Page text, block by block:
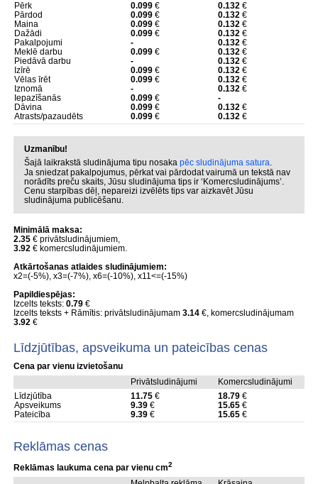
Pērk
0.099€ 0.132€
Pārdod
0.099€ 0.132€
Maina
0.099€ 0.132€
Dažādi
0.099€ 0.132€
Pakalpojumi
- 0.132€
Meklē darbu
0.099€ 0.132€
Piedāvā darbu
- 0.132€
Izīrē
0.099€ 0.132€
Vēlas īrēt
0.099€ 0.132€
Iznomā
- 0.132€
Iepazīšanās
0.099€
-
Dāvina
0.099€ 0.132€
Atrasts/pazaudēts
0.099€ 0.132€
Uzmanību!
Šajā laikrakstā sludinājuma tipu nosaka pēc sludinājuma satura.
Ja sniedzat pakalpojumus, pērkat vai pārdodat vairumā un tekstā nav
norādīts preču skaits, Jūsu sludinājuma tips ir ‘Komercsludinājums’.
Cenu starpības dēļ, nepareizi izvēlēts tips var aizkavēt Jūsu
sludinājuma publicēšanu.
Minimālā maksa:
2.35€ privātsludinājumiem,
3.92€ komercsludinājumiem.
Atkārtošanas atlaides sludinājumiem:
x2=(-5%), x3=(-7%), x6=(-10%), x11<=(-15%)
Papildiespējas:
Izcelts teksts: 0.79€
Izcelts teksts + Rāmītis: privātsludinājumam 3.14€, komercsludinājumam
3.92€
Līdzjūtības, apsveikuma un pateicības cenas
Cena par vienu izvietošanu
Privātsludinājumi
Komercsludinājumi
Līdzjūtība
11.75€ 18.79€
Apsveikums
9.39€ 15.65€
Pateicība
9.39€ 15.65€
Reklāmas cenas
Reklāmas laukuma cena par vienu cm2